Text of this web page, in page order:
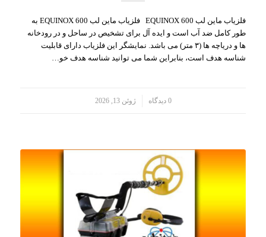
فلزیاب ماین لب EQUINOX 600 فلزیاب ماین لب EQUINOX 600 به
طور کامل ضد آب است و ایده آل برای تشخیص در ساحل و در رودخانه
ها و دریاچه ها (۳ متر) می باشد. نمایشگر این فلزیاب دارای قابلیت
شناسه هدف است، بنابراین شما می توانید شناسه هدف خو…
0 دیدگاه ژوئن 13, 2026